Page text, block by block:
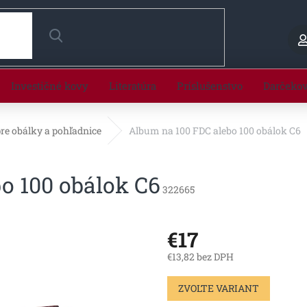
HĽADAŤ
Investičné kovy Literatúra Príslušenstvo
obálky a pohľadnice Album na 100 FDC alebo 100 obálok C6
100 obálok C6 322665
€17
€13,82 bez DPH
Jednotková
cena:
ZVOĽTE VARIANT